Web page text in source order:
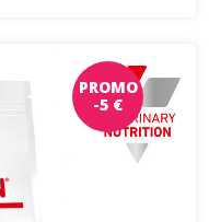
PROMO
-5 €